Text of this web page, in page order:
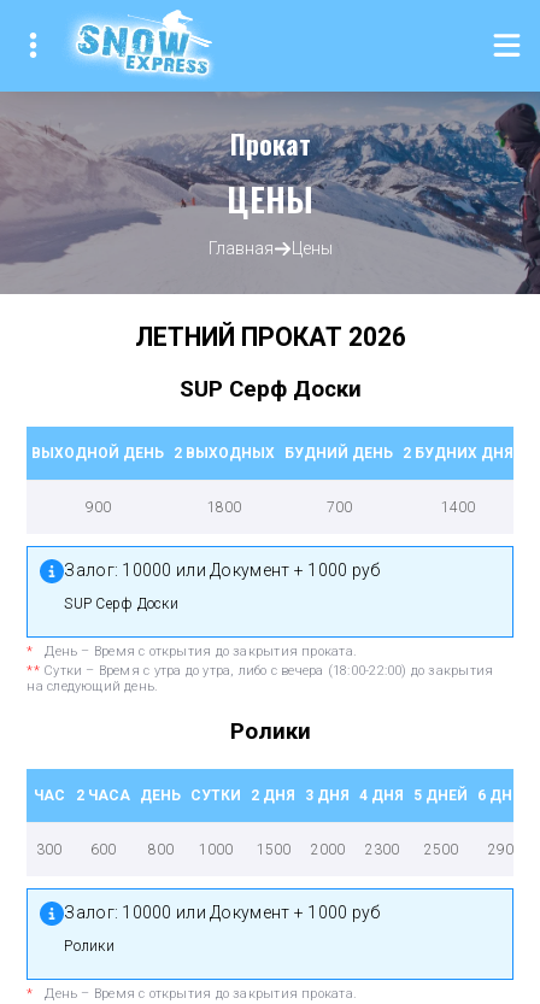
Прокат
ЦЕНЫ
Главная Цены
ЛЕТНИЙ ПРОКАТ 2026
SUP Серф Доски
ВЫХОДНОЙ ДЕНЬ 2 ВЫХОДНЫХ БУДНИЙ ДЕНЬ 2 БУДНИХ ДНЯ
900 1800 700 1400
Залог: 10000 или Документ + 1000 руб
SUP Серф Доски
* День – Время с открытия до закрытия проката.
**Сутки – Время с утра до утра, либо с вечера (18:00-22:00) до закрытия
на следующий день.
Ролики
ЧАС 2 ЧАСА ДЕНЬ СУТКИ 2 ДНЯ 3 ДНЯ 4 ДНЯ 5 ДНЕЙ 6 ДНЕЙ
300 600 800 1000 1500 2000 2300 2500 2900
Залог: 10000 или Документ + 1000 руб
Ролики
* День – Время с открытия до закрытия проката.